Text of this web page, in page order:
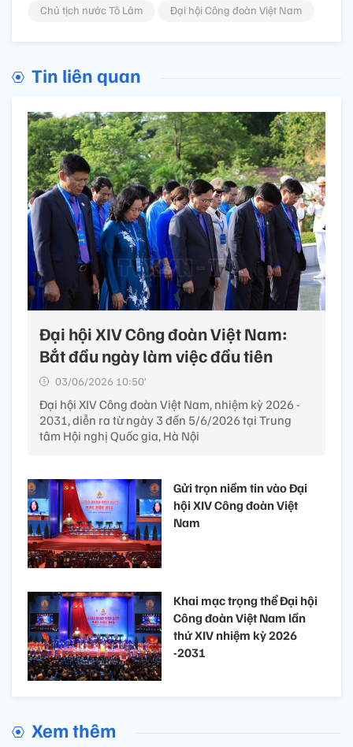
Chủ tịch nước Tô Lâm
Đại hội Công đoàn Việt Nam
Tin liên quan
Đại hội XIV Công đoàn Việt Nam:
Bắt đầu ngày làm việc đầu tiên
03/06/2026 10:50’
Đại hội XIV Công đoàn Việt Nam, nhiệm kỳ 2026 -
2031, diễn ra từ ngày 3 đến 5/6/2026 tại Trung
tâm Hội nghị Quốc gia, Hà Nội
Gửi trọn niềm tin vào Đại
hội XIV Công đoàn Việt
Nam
Khai mạc trọng thể Đại hội
Công đoàn Việt Nam lần
thứ XIV nhiệm kỳ 2026
-2031
Xem thêm